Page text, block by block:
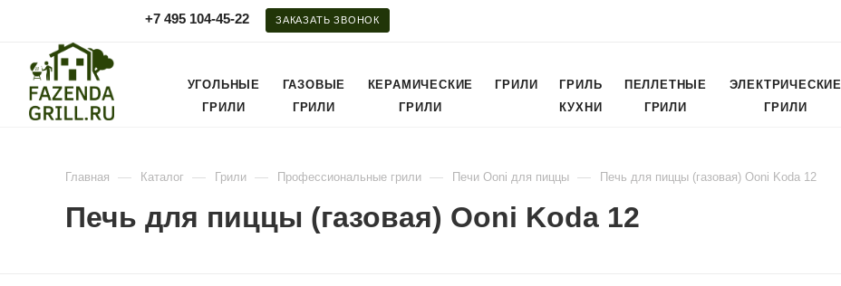
+7 495 104-45-22 ЗАКАЗАТЬ ЗВОНОК
УГОЛЬНЫЕ
ГРИЛИ
ГАЗОВЫЕ
ГРИЛИ
КЕРАМИЧЕСКИЕ
ГРИЛИ
ГРИЛИ
ГРИЛЬ
КУХНИ
ПЕЛЛЕТНЫЕ
ГРИЛИ
ЭЛЕКТРИЧЕСКИЕ
ГРИЛИ
Главная — Каталог — Грили — Профессиональные грили — Печи Ooni для пиццы — Печь для пиццы (газовая) Ooni Koda 12
Печь для пиццы (газовая) Ooni Koda 12